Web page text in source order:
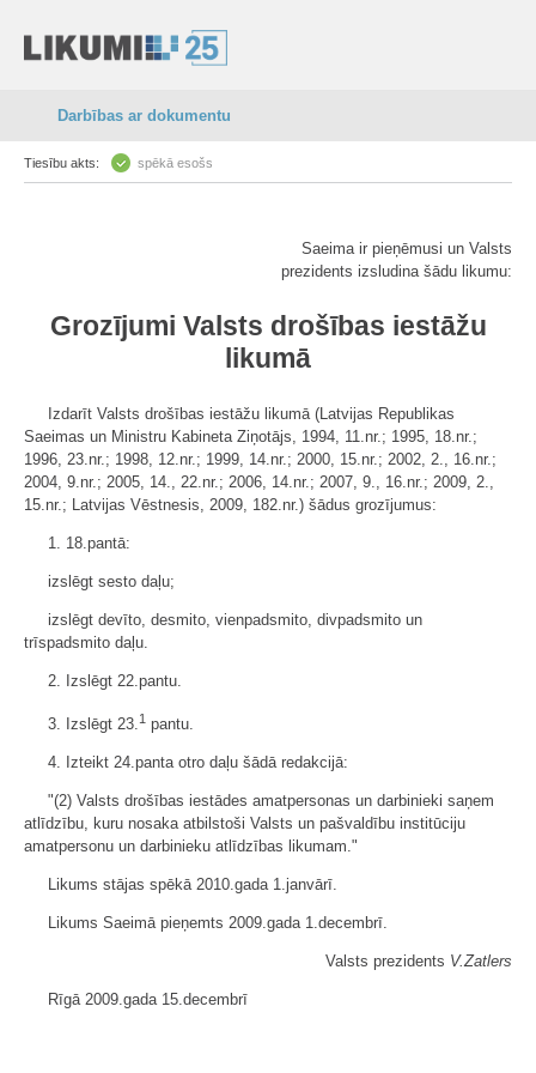
Darbības ar dokumentu
Tiesību akts: spēkā esošs
Saeima ir pieņēmusi un Valsts
prezidents izsludina šādu likumu:
Grozījumi Valsts drošības iestāžu
likumā
Izdarīt Valsts drošības iestāžu likumā (Latvijas Republikas
Saeimas un Ministru Kabineta Ziņotājs, 1994, 11.nr.; 1995, 18.nr.;
1996, 23.nr.; 1998, 12.nr.; 1999, 14.nr.; 2000, 15.nr.; 2002, 2., 16.nr.;
2004, 9.nr.; 2005, 14., 22.nr.; 2006, 14.nr.; 2007, 9., 16.nr.; 2009, 2.,
15.nr.; Latvijas Vēstnesis, 2009, 182.nr.) šādus grozījumus:
1. 18.pantā:
izslēgt sesto daļu;
izslēgt devīto, desmito, vienpadsmito, divpadsmito un
trīspadsmito daļu.
2. Izslēgt 22.pantu.
3. Izslēgt 23.1 pantu.
4. Izteikt 24.panta otro daļu šādā redakcijā:
"(2) Valsts drošības iestādes amatpersonas un darbinieki saņem
atlīdzību, kuru nosaka atbilstoši Valsts un pašvaldību institūciju
amatpersonu un darbinieku atlīdzības likumam."
Likums stājas spēkā 2010.gada 1.janvārī.
Likums Saeimā pieņemts 2009.gada 1.decembrī.
Valsts prezidents V.Zatlers
Rīgā 2009.gada 15.decembrī